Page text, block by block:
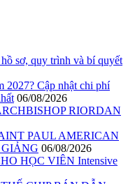
sơ, quy trình và bí quyết
2027? Cập nhật chi phí
06/08/2026
RIORDAN
PAUL AMERICAN
06/08/2026
HỌC VIÊN Intensive